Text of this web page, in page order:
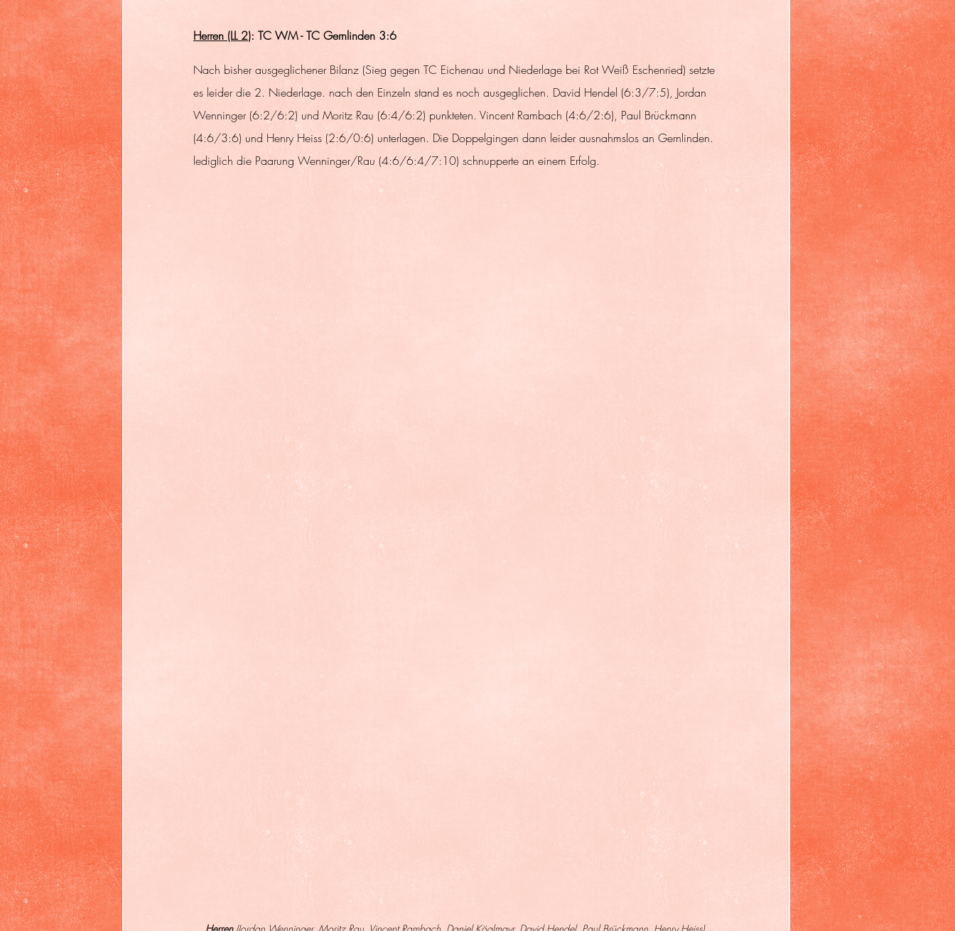
Herren (LL 2): TC WM - TC Gernlinden 3:6
Nach bisher ausgeglichener Bilanz (Sieg gegen TC Eichenau und Niederlage bei Rot Weiß Eschenried) setzte
es leider die 2. Niederlage. nach den Einzeln stand es noch ausgeglichen. David Hendel (6:3/7:5), Jordan
Wenninger (6:2/6:2) und Moritz Rau (6:4/6:2) punkteten. Vincent Rambach (4:6/2:6), Paul Brückmann
(4:6/3:6) und Henry Heiss (2:6/0:6) unterlagen. Die Doppelgingen dann leider ausnahmslos an Gernlinden.
lediglich die Paarung Wenninger/Rau (4:6/6:4/7:10) schnupperte an einem Erfolg.
Herren (Jordan Wenninger, Moritz Rau, Vincent Rambach, Daniel Köglmayr, David Hendel, Paul Brückmann, Henry Heiss)